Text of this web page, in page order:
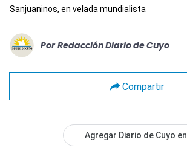
Sanjuaninos, en velada mundialista
Por Redacción Diario de Cuyo
Compartir
Agregar Diario de Cuyo en